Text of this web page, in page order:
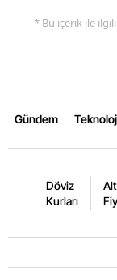
* Bu içerik ile
Gündem
Döviz
Kurları